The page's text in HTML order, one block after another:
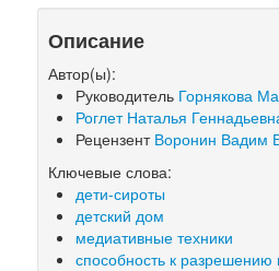
Описание
Автор(ы):
Руководитель Горнякова
Роглет Наталья
Рецензент Воронин Вадим
Ключевые слова:
дети-сироты
детский дом
медиативные техники
способность к разрешению